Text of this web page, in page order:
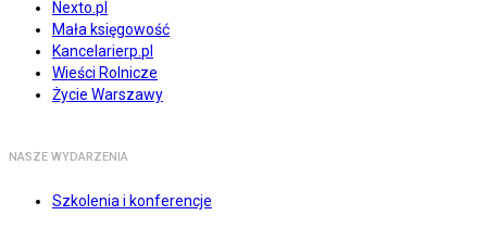
Nexto.pl
Mała księgowość
Kancelarierp.pl
Wieści Rolnicze
Życie Warszawy
NASZE WYDARZENIA
Szkolenia i konferencje